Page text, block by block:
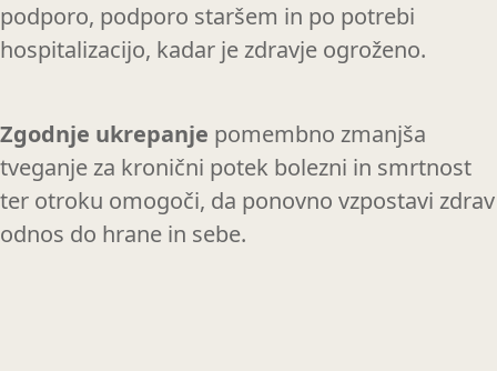
podporo, podporo staršem in po potrebi
hospitalizacijo, kadar je zdravje ogroženo.
Zgodnje ukrepanje pomembno zmanjša
tveganje za kronični potek bolezni in smrtnost
ter otroku omogoči, da ponovno vzpostavi zdrav
odnos do hrane in sebe.